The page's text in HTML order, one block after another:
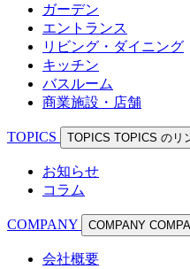
ガーデン
エントランス
リビング・ダイニング
キッチン
バスルーム
商業施設・店舗
TOPICS TOPICS TOPICS のリ
お知らせ
コラム
COMPANY COMPANY
会社概要